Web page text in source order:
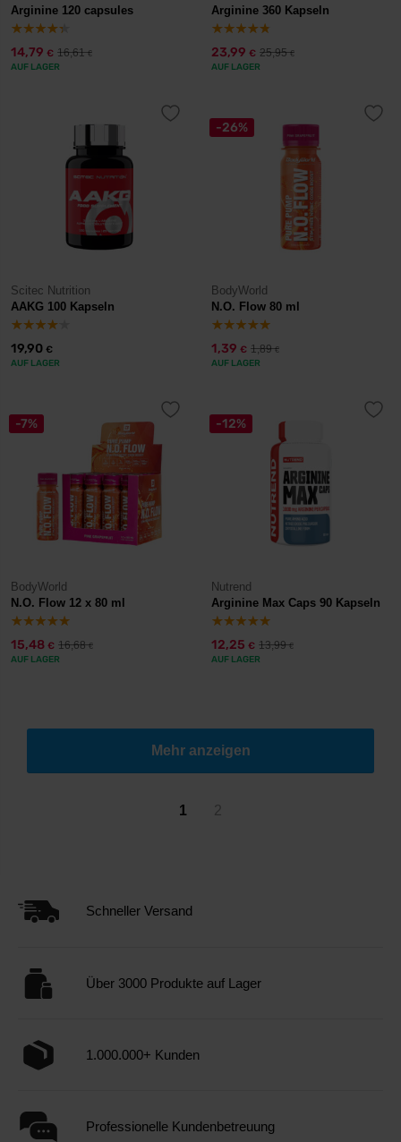
Arginine 120 capsules
14,79 € 16,61€
AUF LAGER
Arginine 360 Kapseln
23,99 € 25,95€
AUF LAGER
Scitec Nutrition
AAKG 100 Kapseln
19,90 €
AUF LAGER
-26%
BodyWorld
N.O. Flow 80 ml
1,39 € 1,89€
AUF LAGER
-7%
BodyWorld
N.O. Flow 12 x 80 ml
15,48 € 16,68€
AUF LAGER
-12%
Nutrend
Arginine Max Caps 90 Kapseln
12,25 € 13,99€
AUF LAGER
Mehr anzeigen
1 2
Schneller Versand
Über 3000 Produkte auf Lager
1.000.000+ Kunden
Professionelle Kundenbetreuung